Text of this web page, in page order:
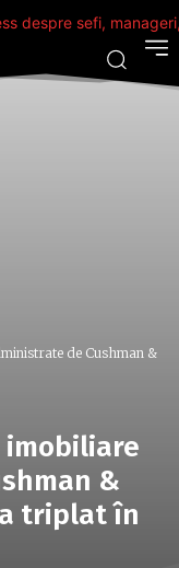
de Cushman &
&
triplat în